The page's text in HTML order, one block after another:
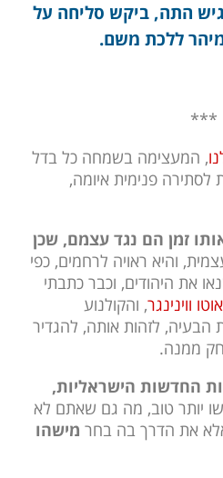
התה, ביקש סליחה על
ללכת משם.
***
, המעצימה בשמחה כל בדל
פנימית איומה,
זמן הם נגד עצמם, שכן
והיא ראויה לרחמים, כפי
את היהודים, וכבר כתבתי
ווינינגר, והקולנוע
הבעיה, לזהות אותה, להגדיר
ממנה.
החדשות הישראליות,
יותר טוב, מה גם שאתם לא
את הדרך בה בחר מישהו